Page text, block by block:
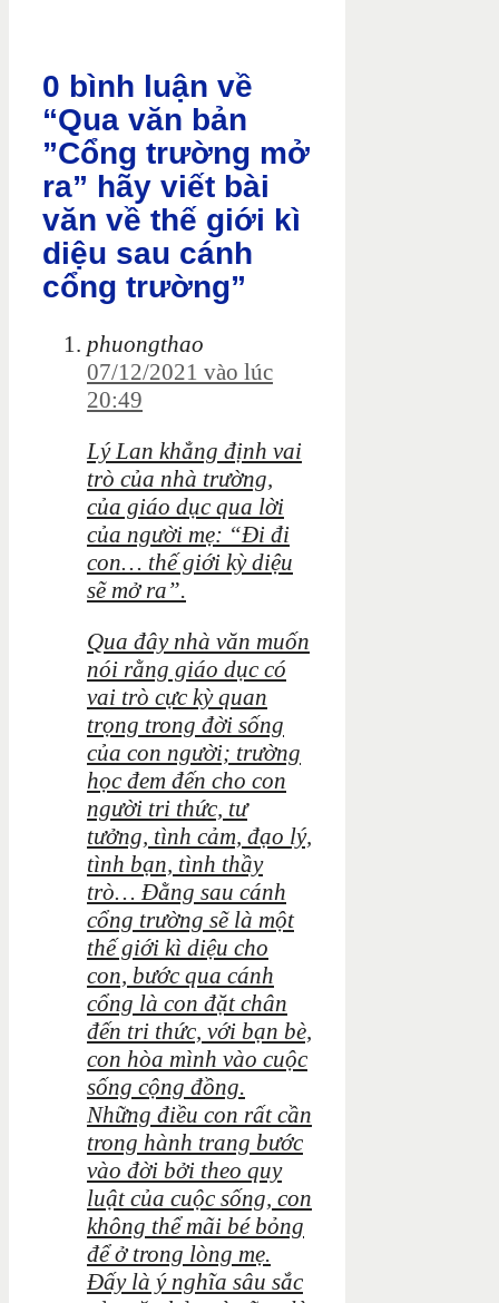
0 bình luận về
“Qua văn bản
”Cổng trường mở
ra” hãy viết bài
văn về thế giới kì
diệu sau cánh
cổng trường”
phuongthao
07/12/2021 vào lúc
20:49
Lý Lan khẳng định vai
trò của nhà trường,
của giáo dục qua lời
của người mẹ: “Đi đi
con… thế giới kỳ diệu
sẽ mở ra”.
Qua đây nhà văn muốn
nói rằng giáo dục có
vai trò cực kỳ quan
trọng trong đời sống
của con người; trường
học đem đến cho con
người tri thức, tư
tưởng, tình cảm, đạo lý,
tình bạn, tình thầy
trò… Đằng sau cánh
cổng trường sẽ là một
thế giới kì diệu cho
con, bước qua cánh
cổng là con đặt chân
đến tri thức, với bạn bè,
con hòa mình vào cuộc
sống cộng đồng.
Những điều con rất cần
trong hành trang bước
vào đời bởi theo quy
luật của cuộc sống, con
không thể mãi bé bỏng
để ở trong lòng mẹ.
Đấy là ý nghĩa sâu sắc